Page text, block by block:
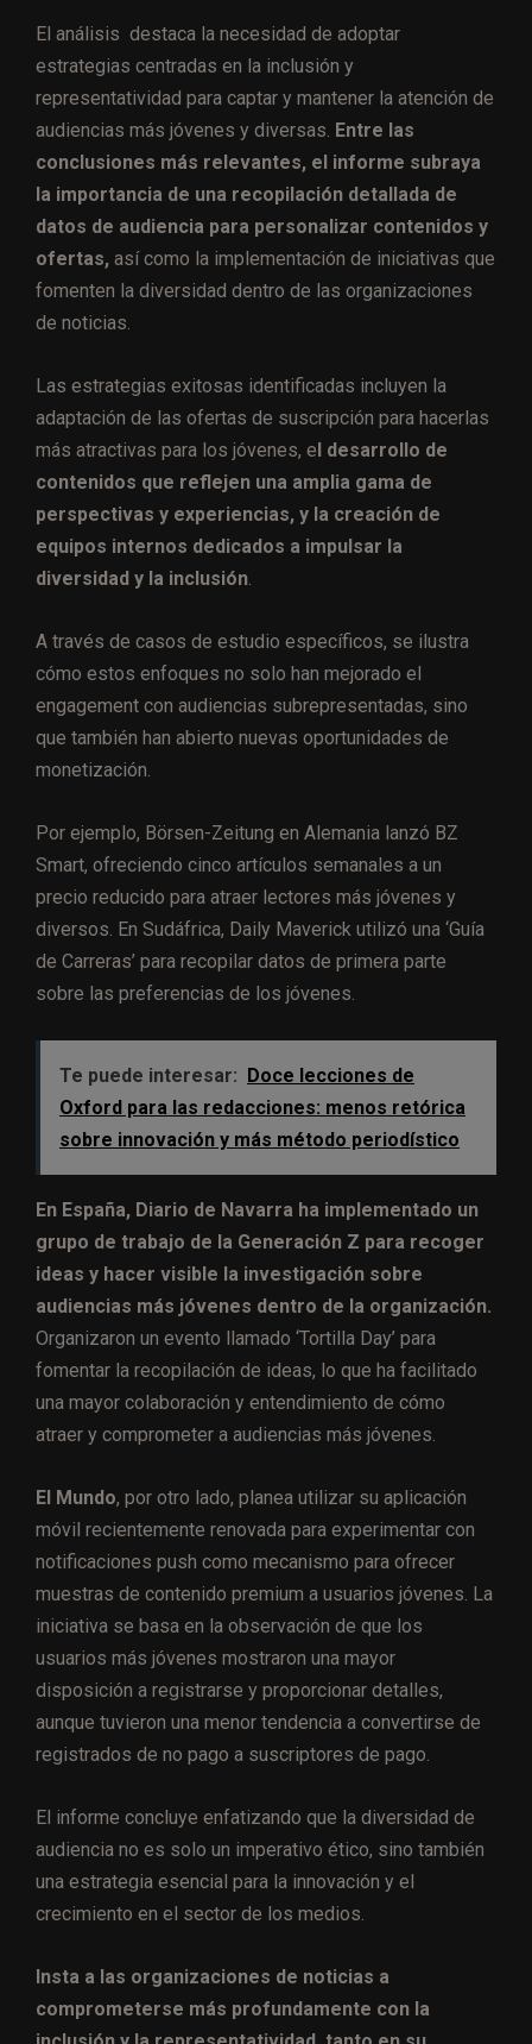
El análisis destaca la necesidad de adoptar
estrategias centradas en la inclusión y
representatividad para captar y mantener la atención de
audiencias más jóvenes y diversas. Entre las
conclusiones más relevantes, el informe subraya
la importancia de una recopilación detallada de
datos de audiencia para personalizar contenidos y
ofertas, así como la implementación de iniciativas que
fomenten la diversidad dentro de las organizaciones
de noticias.
Las estrategias exitosas identificadas incluyen la
adaptación de las ofertas de suscripción para hacerlas
más atractivas para los jóvenes, e l desarrollo de
contenidos que reflejen una amplia gama de
perspectivas y experiencias, y la creación de
equipos internos dedicados a impulsar la
diversidad y la inclusión.
A través de casos de estudio específicos, se ilustra
cómo estos enfoques no solo han mejorado el
engagement con audiencias subrepresentadas, sino
que también han abierto nuevas oportunidades de
monetización.
Por ejemplo, Börsen-Zeitung en Alemania lanzó BZ
Smart, ofreciendo cinco artículos semanales a un
precio reducido para atraer lectores más jóvenes y
diversos. En Sudáfrica, Daily Maverick utilizó una ‘Guía
de Carreras’ para recopilar datos de primera parte
sobre las preferencias de los jóvenes.
Te puede interesar:
Doce lecciones de
Oxford para las redacciones: menos retórica
sobre innovación y más método periodístico
En España, Diario de Navarra ha implementado un
grupo de trabajo de la Generación Z para recoger
ideas y hacer visible la investigación sobre
audiencias más jóvenes dentro de la organización.
Organizaron un evento llamado ‘Tortilla Day’ para
fomentar la recopilación de ideas, lo que ha facilitado
una mayor colaboración y entendimiento de cómo
atraer y comprometer a audiencias más jóvenes.
El Mundo, por otro lado, planea utilizar su aplicación
móvil recientemente renovada para experimentar con
notificaciones push como mecanismo para ofrecer
muestras de contenido premium a usuarios jóvenes. La
iniciativa se basa en la observación de que los
usuarios más jóvenes mostraron una mayor
disposición a registrarse y proporcionar detalles,
aunque tuvieron una menor tendencia a convertirse de
registrados de no pago a suscriptores de pago.
El informe concluye enfatizando que la diversidad de
audiencia no es solo un imperativo ético, sino también
una estrategia esencial para la innovación y el
crecimiento en el sector de los medios.
Insta a las organizaciones de noticias a
comprometerse más profundamente con la